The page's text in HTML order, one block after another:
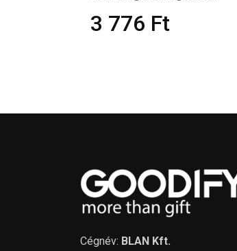
3 776 Ft
Cégnév: BLAN Kft.